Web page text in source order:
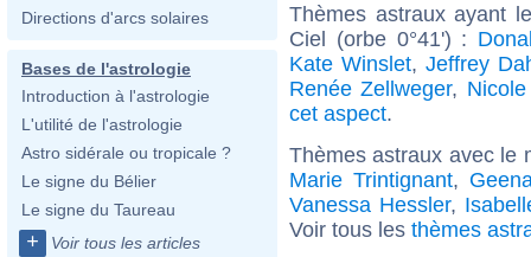
Directions d'arcs solaires
Bases de l'astrologie
Introduction à l'astrologie
L'utilité de l'astrologie
Astro sidérale ou tropicale ?
Le signe du Bélier
Le signe du Taureau
+ Voir tous les articles
Thèmes astraux ayant
Ciel (orbe 0°41') :
Kate Winslet,Jeffrey
Renée Zellweger,
cet aspect.
Thèmes astraux avec le
Marie Trintignant,
Vanessa Hessler,
Voir tous les thèmes